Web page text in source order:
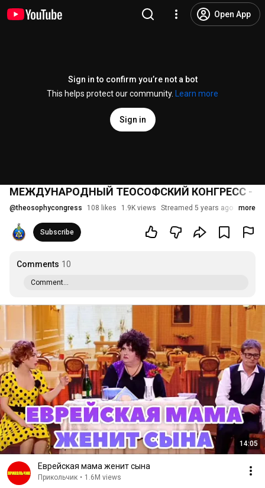
Open App
Sign in to confirm you’re not a bot
This helps protect our community.
Learn more
Sign in
МЕЖДУНАРОДНЫЙ ТЕОСОФСКИЙ КОНГРЕСС -
@theosophycongress 108 likes 1.9K views Streamed 5 years ago more
Subscribe
Comments 10
Comment...
14:05
Еврейская мама женит сына
Прикольчик • 1.6M views